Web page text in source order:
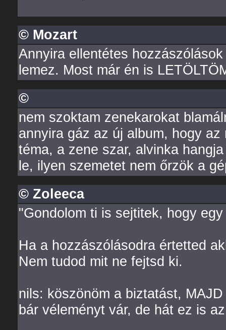
© Mozart
Annyira ellentétes
lemez. Most már én is
©
nem szoktam zenekarokat
annyira gáz az új album, hogy
téma, a zene szar, alvinka
le, ilyen szemetet nem őrzök a
© Zoleeca
"Gondolom ti is sejtitek, hogy
Ha a hozzászólásodra értetted
Nem tudod mit ne fejtsd ki.
nils: köszönöm a biztatást,
bár véleményt vár, de hát ez is